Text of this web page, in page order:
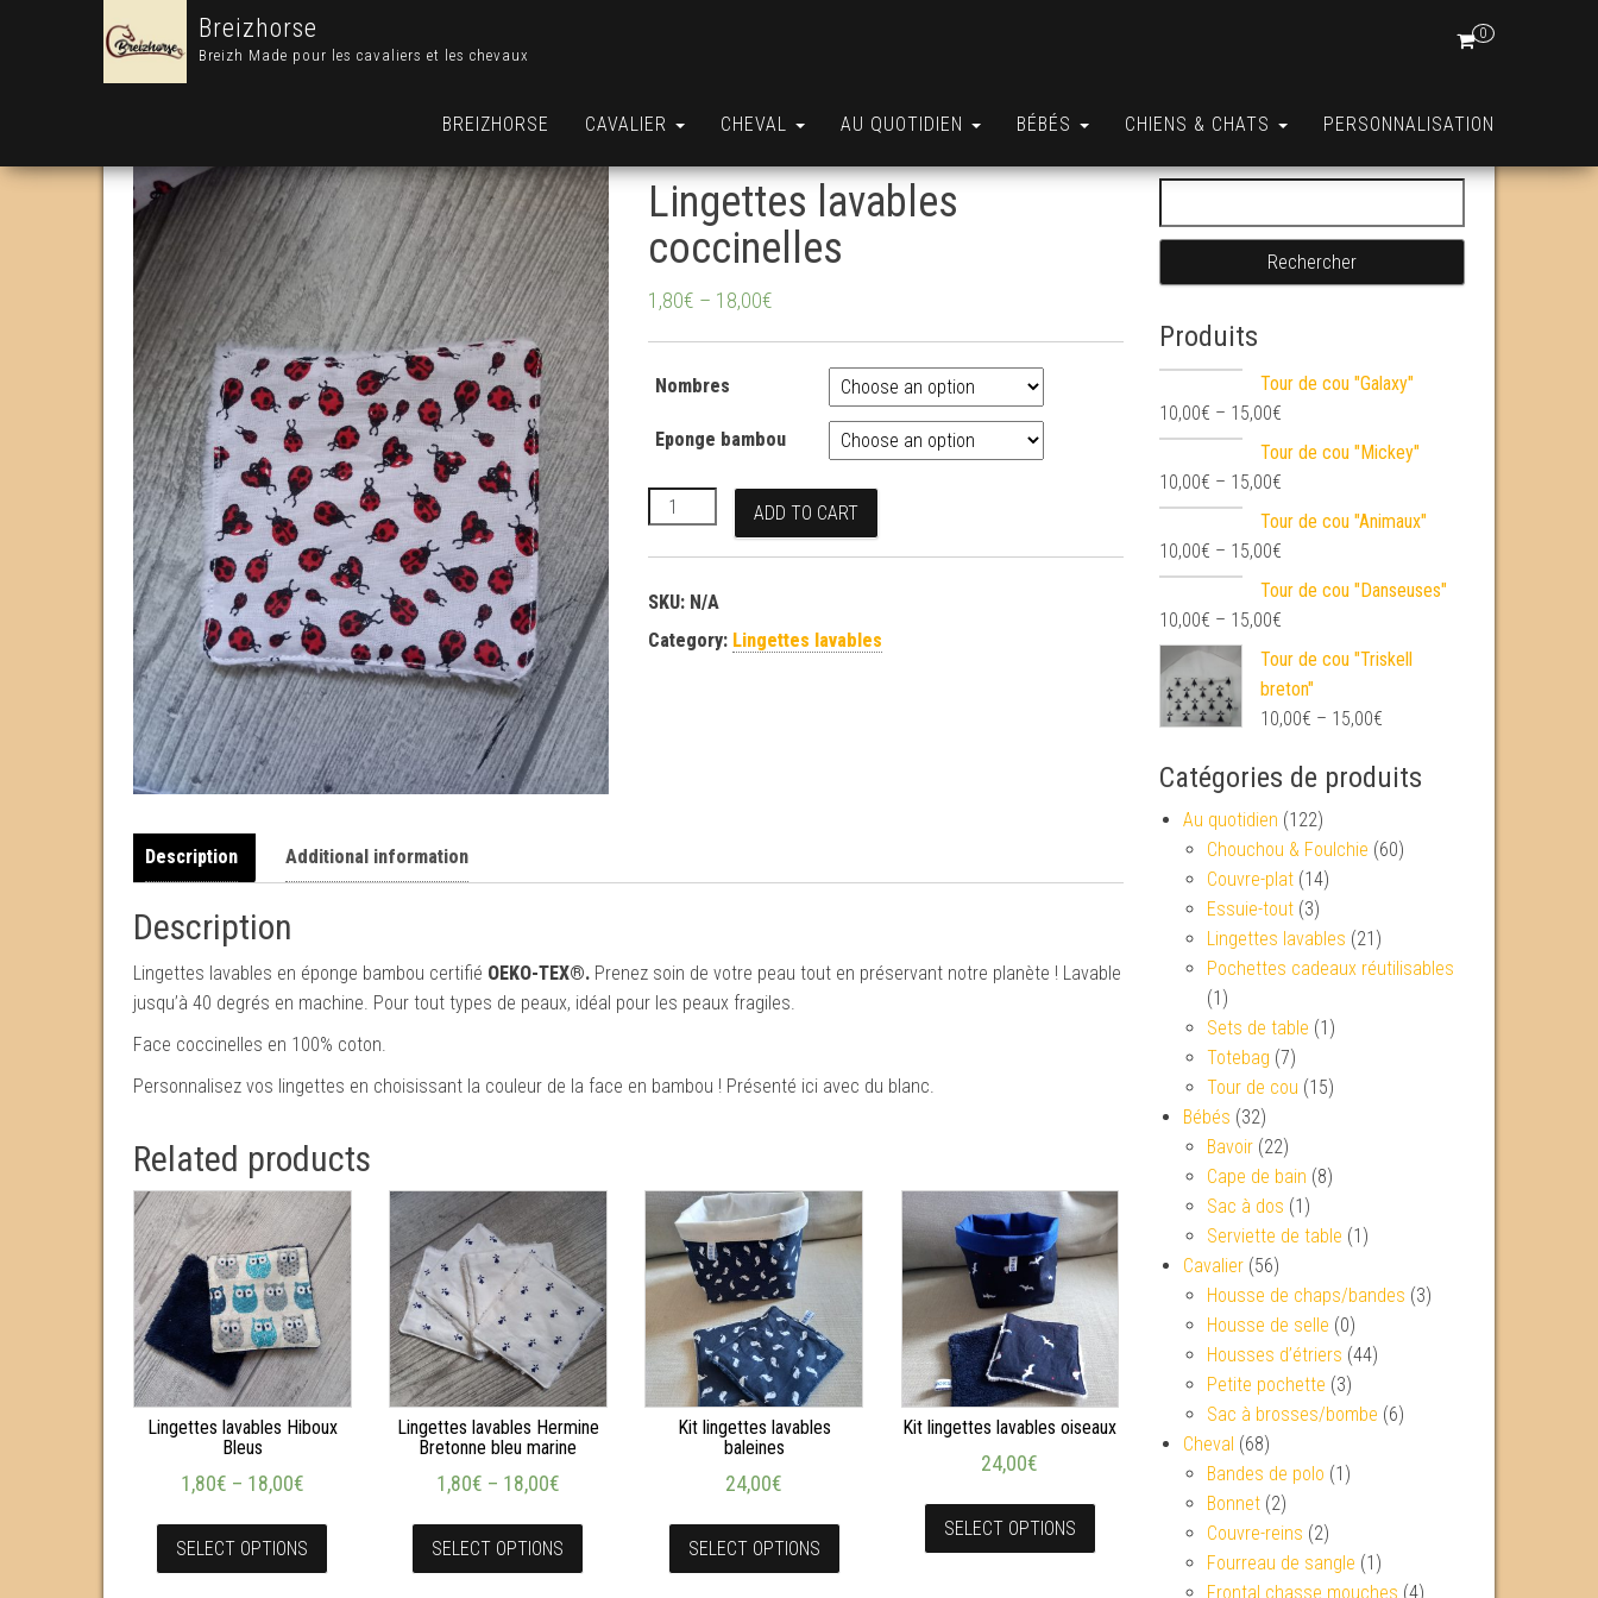
Breizhorse
Breizh Made pour les cavaliers et les chevaux
0
BREIZHORSE CAVALIER CHEVAL AU QUOTIDIEN BÉBÉS CHIENS & CHATS PERSONNALISATION
Lingettes lavables
coccinelles
1,80€ – 18,00€
Nombres
Eponge bambou
Lingettes lavables coccinelles quantity
ADD TO CART
SKU: N/A
Category: Lingettes lavables
Description Additional information
Description
Lingettes lavables en éponge bambou certifié OEKO-TEX®. Prenez soin de votre peau tout en préservant notre planète ! Lavable
jusqu’à 40 degrés en machine. Pour tout types de peaux, idéal pour les peaux fragiles.
Face coccinelles en 100% coton.
Personnalisez vos lingettes en choisissant la couleur de la face en bambou ! Présenté ici avec du blanc.
Related products
Lingettes lavables Hiboux
Bleus
1,80€ – 18,00€
SELECT OPTIONS
Lingettes lavables Hermine
Bretonne bleu marine
1,80€ – 18,00€
SELECT OPTIONS
Kit lingettes lavables
baleines
24,00€
SELECT OPTIONS
Kit lingettes lavables oiseaux
24,00€
SELECT OPTIONS
Produits
Tour de cou "Galaxy"
10,00€ – 15,00€
Tour de cou "Mickey"
10,00€ – 15,00€
Tour de cou "Animaux"
10,00€ – 15,00€
Tour de cou "Danseuses"
10,00€ – 15,00€
Tour de cou "Triskell
breton"
10,00€ – 15,00€
Catégories de produits
Au quotidien (122)
Chouchou & Foulchie (60)
Couvre-plat (14)
Essuie-tout (3)
Lingettes lavables (21)
Pochettes cadeaux réutilisables
(1)
Sets de table (1)
Totebag (7)
Tour de cou (15)
Bébés (32)
Bavoir (22)
Cape de bain (8)
Sac à dos (1)
Serviette de table (1)
Cavalier (56)
Housse de chaps/bandes (3)
Housse de selle (0)
Housses d’étriers (44)
Petite pochette (3)
Sac à brosses/bombe (6)
Cheval (68)
Bandes de polo (1)
Bonnet (2)
Couvre-reins (2)
Fourreau de sangle (1)
Frontal chasse mouches (4)